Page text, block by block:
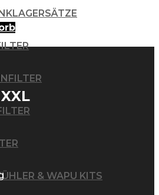
& WAPU KITS